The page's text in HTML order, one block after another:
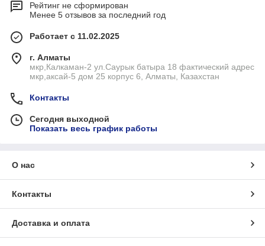
Рейтинг не сформирован
Менее 5 отзывов за последний год
Работает с 11.02.2025
г. Алматы
мкр,Калкаман-2 ул.Саурык батыра 18 фактический адрес
мкр,аксай-5 дом 25 корпус 6, Алматы, Казахстан
Контакты
Сегодня выходной
Показать весь график работы
О нас
Контакты
Доставка и оплата